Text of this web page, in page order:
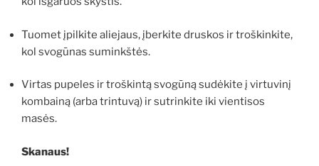
Tuomet įpilkite aliejaus, įberkite druskos ir troškinkite,
kol svogūnas suminkštės.
Virtas pupeles ir troškintą svogūną sudėkite į virtuvinį
kombainą (arba trintuvą) ir sutrinkite iki vientisos
masės.
Skanaus!